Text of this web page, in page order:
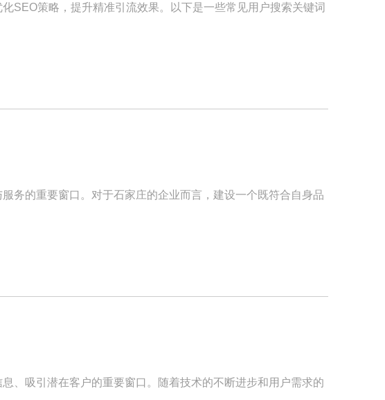
SEO策略，提升精准引流效果。以下是一些常见用户搜索关键词
务的重要窗口。对于石家庄的企业而言，建设一个既符合自身品
、吸引潜在客户的重要窗口。随着技术的不断进步和用户需求的